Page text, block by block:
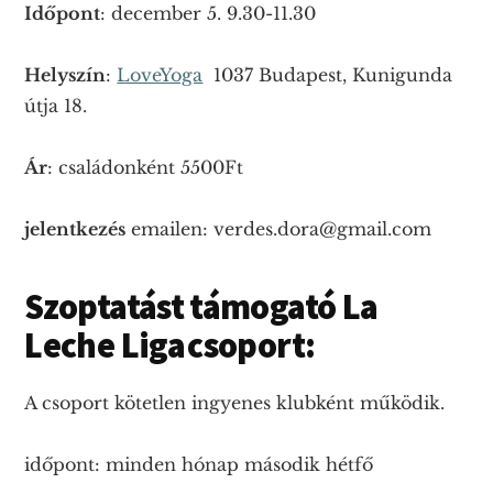
Időpont: december 5. 9.30-11.30
Helyszín:LoveYoga 1037 Budapest, Kunigunda
útja 18.
Ár: családonként 5500Ft
jelentkezés emailen: verdes.dora@gmail.com
Szoptatást támogató La
Leche Ligacsoport:
A csoport kötetlen ingyenes klubként működik.
időpont: minden hónap második hétfő